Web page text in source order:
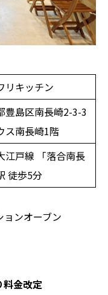
リキッチン
豊島区南長崎2-3-3
ス南長崎1階
江戸線 「落合南長
徒歩5分
ンオーブン
金改定